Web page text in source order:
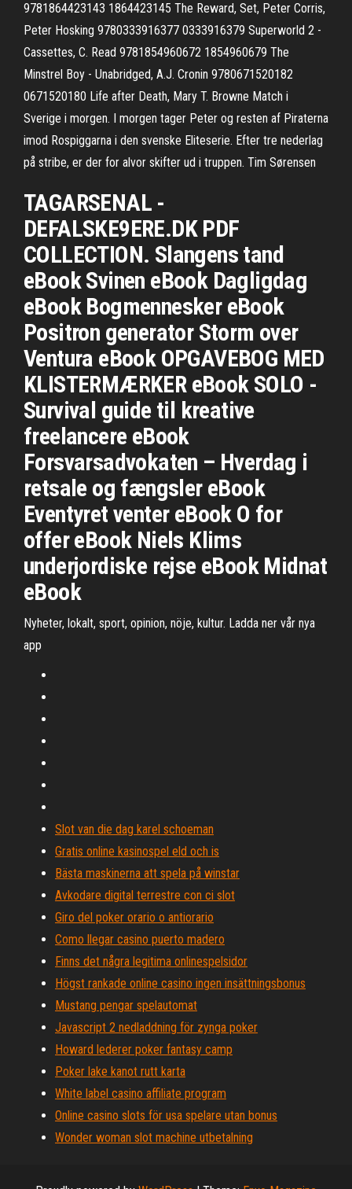
9781864423143 1864423145 The Reward, Set, Peter Corris,
Peter Hosking 9780333916377 0333916379 Superworld 2 -
Cassettes, C. Read 9781854960672 1854960679 The
Minstrel Boy - Unabridged, A.J. Cronin 9780671520182
0671520180 Life after Death, Mary T. Browne Match i
Sverige i morgen. I morgen tager Peter og resten af Piraterna
imod Rospiggarna i den svenske Eliteserie. Efter tre nederlag
på stribe, er der for alvor skifter ud i truppen. Tim Sørensen
TAGARSENAL -
DEFALSKE9ERE.DK PDF
COLLECTION. Slangens tand
eBook Svinen eBook Dagligdag
eBook Bogmennesker eBook
Positron generator Storm over
Ventura eBook OPGAVEBOG MED
KLISTERMÆRKER eBook SOLO -
Survival guide til kreative
freelancere eBook
Forsvarsadvokaten – Hverdag i
retsale og fængsler eBook
Eventyret venter eBook O for
offer eBook Niels Klims
underjordiske rejse eBook Midnat
eBook
Nyheter, lokalt, sport, opinion, nöje, kultur. Ladda ner vår nya
app
Slot van die dag karel schoeman
Gratis online kasinospel eld och is
Bästa maskinerna att spela på winstar
Avkodare digital terrestre con ci slot
Giro del poker orario o antiorario
Como llegar casino puerto madero
Finns det några legitima onlinespelsidor
Högst rankade online casino ingen insättningsbonus
Mustang pengar spelautomat
Javascript 2 nedladdning för zynga poker
Howard lederer poker fantasy camp
Poker lake kanot rutt karta
White label casino affiliate program
Online casino slots för usa spelare utan bonus
Wonder woman slot machine utbetalning